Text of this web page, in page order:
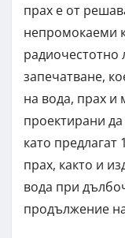
прах е от
непромокаеми
запечатване,
на вода, прах и
проектирани да
като
прах, както и
вода при
продължение